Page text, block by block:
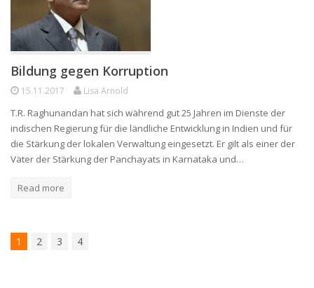
Bildung gegen Korruption
15.11.2017 Lisa Arnold
T.R. Raghunandan hat sich während gut 25 Jahren im Dienste der
indischen Regierung für die ländliche Entwicklung in Indien und für
die Stärkung der lokalen Verwaltung eingesetzt. Er gilt als einer der
Väter der Stärkung der Panchayats in Karnataka und…
Read more
1 2 3 4